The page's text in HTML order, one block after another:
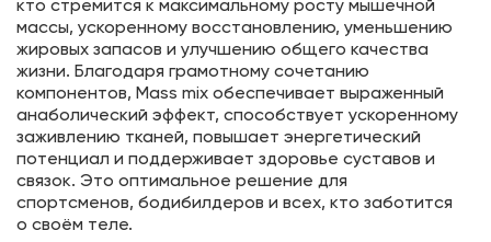
кто стремится к максимальному росту мышечной
массы, ускоренному восстановлению, уменьшению
жировых запасов и улучшению общего качества
жизни. Благодаря грамотному сочетанию
компонентов, Mass mix обеспечивает выраженный
анаболический эффект, способствует ускоренному
заживлению тканей, повышает энергетический
потенциал и поддерживает здоровье суставов и
связок. Это оптимальное решение для
спортсменов, бодибилдеров и всех, кто заботится
о своём теле.